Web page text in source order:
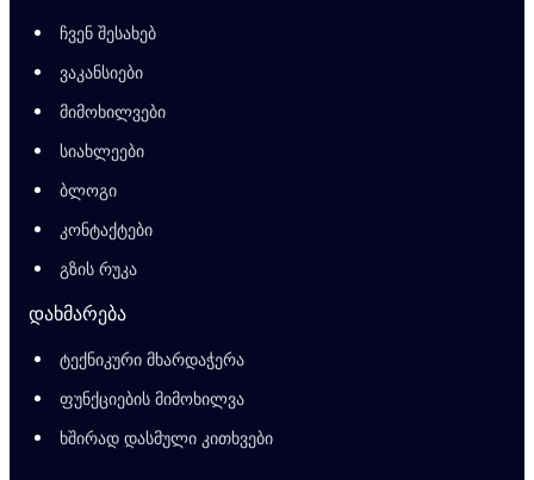
ჩვენ შესახებ
ვაკანსიები
მიმოხილვები
სიახლეები
ბლოგი
კონტაქტები
გზის რუკა
დახმარება
ტექნიკური მხარდაჭერა
ფუნქციების მიმოხილვა
ხშირად დასმული კითხვები